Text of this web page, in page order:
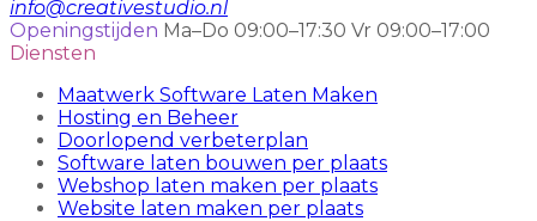
info@creativestudio.nl
Openingstijden Ma–Do 09:00–17:30 Vr 09:00–17:00
Diensten
Maatwerk Software Laten Maken
Hosting en Beheer
Doorlopend verbeterplan
Software laten bouwen per plaats
Webshop laten maken per plaats
Website laten maken per plaats